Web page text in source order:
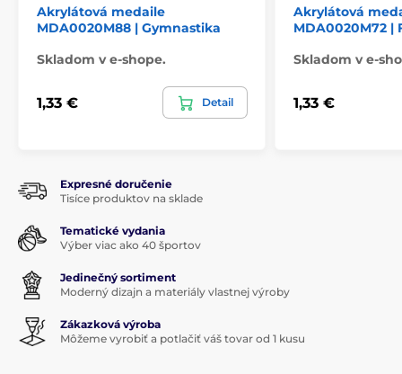
Akrylátová medaile
MDA0020M88 | Gymnastika
Skladom v e-shope.
1,33 € Detail
Akrylátová
MDA0020M72 |
Skladom v e-
1,33 €
Expresné doručenie
Tisíce produktov na sklade
Tematické vydania
Výber viac ako 40 športov
Jedinečný sortiment
Moderný dizajn a materiály vlastnej výroby
Zákazková výroba
Môžeme vyrobiť a potlačiť váš tovar od 1 kusu